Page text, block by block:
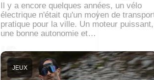
Il y a encore quelques années, un vélo
électrique n'était qu'un moyen de
pratique pour la ville. Un moteur puissant,
une bonne autonomie et…
JEUX